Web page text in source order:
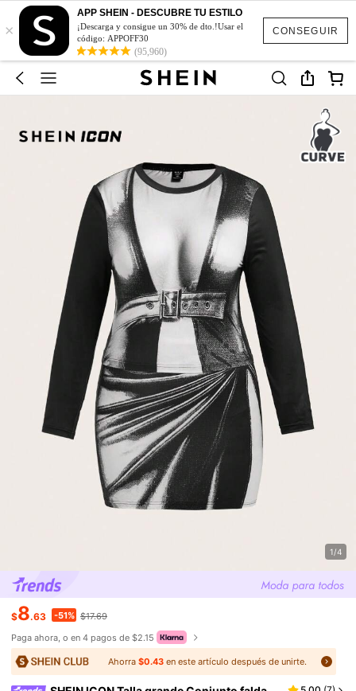
CONSEGUIR
×
APP SHEIN - DESCUBRE TU ESTILO
¡Descarga y consigue un 30% de dto.!Usar el
código: APPOFF30
(95,960)
1/4
$8.63 -51% $17.69
Paga ahora, o en 4 pagos de $2.15
Ahorra $0.43en este artículo después de unirte.